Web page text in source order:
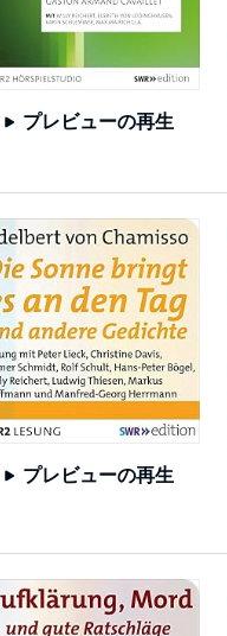
プレビューの再生
プレビューの再生